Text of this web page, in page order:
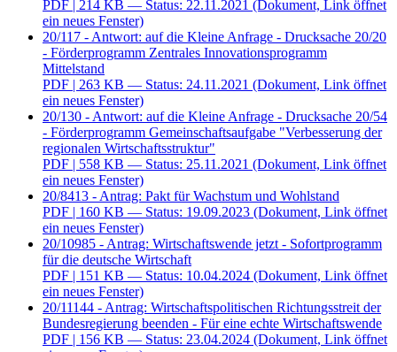
PDF | 214 KB — Status: 22.11.2021 (Dokument, Link öffnet
ein neues Fenster)
20/117 - Antwort: auf die Kleine Anfrage - Drucksache 20/20
- Förderprogramm Zentrales Innovationsprogramm
Mittelstand
PDF | 263 KB — Status: 24.11.2021 (Dokument, Link öffnet
ein neues Fenster)
20/130 - Antwort: auf die Kleine Anfrage - Drucksache 20/54
- Förderprogramm Gemeinschaftsaufgabe "Verbesserung der
regionalen Wirtschaftsstruktur"
PDF | 558 KB — Status: 25.11.2021 (Dokument, Link öffnet
ein neues Fenster)
20/8413 - Antrag: Pakt für Wachstum und Wohlstand
PDF | 160 KB — Status: 19.09.2023 (Dokument, Link öffnet
ein neues Fenster)
20/10985 - Antrag: Wirtschaftswende jetzt - Sofortprogramm
für die deutsche Wirtschaft
PDF | 151 KB — Status: 10.04.2024 (Dokument, Link öffnet
ein neues Fenster)
20/11144 - Antrag: Wirtschaftspolitischen Richtungsstreit der
Bundesregierung beenden - Für eine echte Wirtschaftswende
PDF | 156 KB — Status: 23.04.2024 (Dokument, Link öffnet